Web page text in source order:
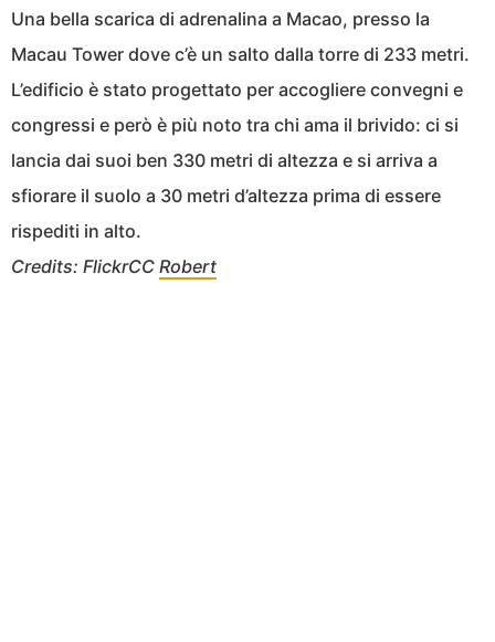
Una bella scarica di adrenalina a Macao, presso la
Macau Tower dove c’è un salto dalla torre di 233 metri.
L’edificio è stato progettato per accogliere convegni e
congressi e però è più noto tra chi ama il brivido: ci si
lancia dai suoi ben 330 metri di altezza e si arriva a
sfiorare il suolo a 30 metri d’altezza prima di essere
rispediti in alto.
Credits: FlickrCC Robert